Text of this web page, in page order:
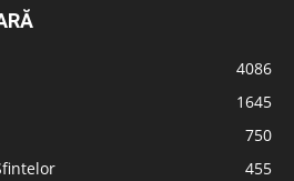
4086
1645
750
455